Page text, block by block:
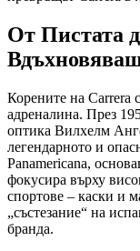
От Пистата
Корените на Carrera
адреналина. През
оптика Вилхелм
легендарното и
Panamericana,
фокусира върху
спортове – каски и
„състезание“ на
бранда.